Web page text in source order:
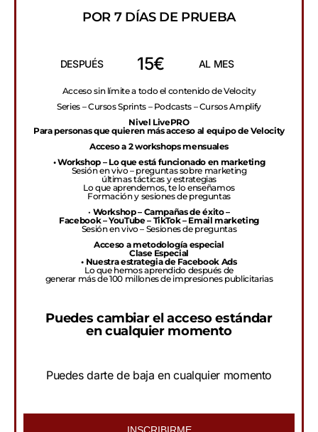
POR 7 DÍAS DE PRUEBA
DESPUÉS 15€ AL MES
Acceso sin límite a todo el contenido de Velocity
Series – Cursos Sprints – Podcasts – Cursos Amplify
Nivel LivePRO
Para personas que quieren más acceso al equipo de Velocity
Acceso a 2 workshops mensuales
• Workshop – Lo que está funcionado en marketing
Sesión en vivo – preguntas sobre marketing
últimas tácticas y estrategias
Lo que aprendemos, te lo enseñamos
Formación y sesiones de preguntas
• Workshop – Campañas de éxito –
Facebook – YouTube – TikTok – Email marketing
Sesión en vivo – Sesiones de preguntas
Acceso a metodología especial
Clase Especial
• Nuestra estrategia de Facebook Ads
Lo que hemos aprendido después de
generar más de 100 millones de impresiones publicitarias
Puedes cambiar el acceso estándar
en cualquier momento
Puedes darte de baja en cualquier momento
INSCRIBIRME